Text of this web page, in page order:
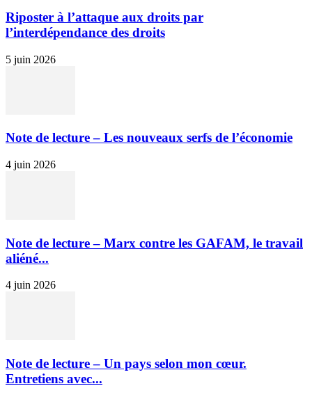
Riposter à l’attaque aux droits par
l’interdépendance des droits
5 juin 2026
Note de lecture – Les nouveaux serfs de l’économie
4 juin 2026
Note de lecture – Marx contre les GAFAM, le travail
aliéné...
4 juin 2026
Note de lecture – Un pays selon mon cœur.
Entretiens avec...